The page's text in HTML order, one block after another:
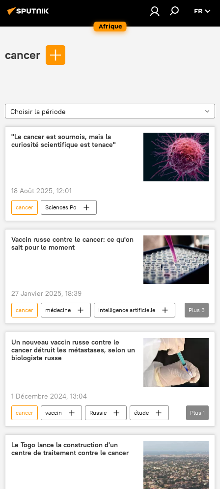
Afrique
FR
cancer
Choisir la période
"Le cancer est sournois, mais la
curiosité scientifique est tenace"
18 Août 2025, 12:01
cancer Sciences Po
Vaccin russe contre le cancer: ce qu'on
sait pour le moment
27 Janvier 2025, 18:39
cancer médecine
intelligence artificielle
santé
santé publique recherches
Plus 3
Un nouveau vaccin russe contre le
cancer détruit les métastases, selon un
biologiste russe
1 Décembre 2024, 13:04
cancer vaccin Russie
étude
médecine
Plus 1
Le Togo lance la construction d'un
centre de traitement contre le cancer